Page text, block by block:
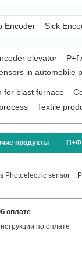
Encoder Sick
elevator
P+f
in automobile
for blast furnace
Textile
продукты П+Ф
Photoelectric sensor
оплате
по оплате